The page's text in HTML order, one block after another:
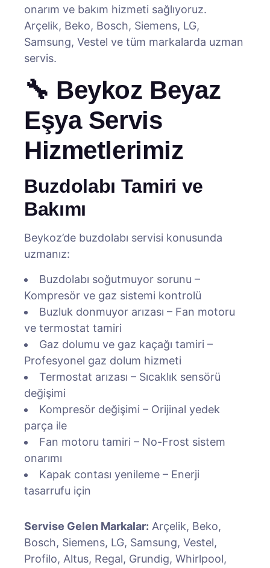
onarım ve bakım hizmeti sağlıyoruz.
Arçelik, Beko, Bosch, Siemens, LG,
Samsung, Vestel ve tüm markalarda uzman
servis.
🔧 Beykoz Beyaz
Eşya Servis
Hizmetlerimiz
Buzdolabı Tamiri ve
Bakımı
Beykoz’de buzdolabı servisi konusunda
uzmanız:
Buzdolabı soğutmuyor sorunu –
Kompresör ve gaz sistemi kontrolü
Buzluk donmuyor arızası – Fan motoru
ve termostat tamiri
Gaz dolumu ve gaz kaçağı tamiri –
Profesyonel gaz dolum hizmeti
Termostat arızası – Sıcaklık sensörü
değişimi
Kompresör değişimi – Orijinal yedek
parça ile
Fan motoru tamiri – No-Frost sistem
onarımı
Kapak contası yenileme – Enerji
tasarrufu için
Servise Gelen Markalar: Arçelik, Beko,
Bosch, Siemens, LG, Samsung, Vestel,
Profilo, Altus, Regal, Grundig, Whirlpool,